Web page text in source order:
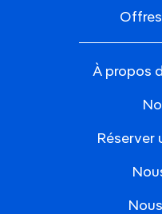
À propos
Réserver